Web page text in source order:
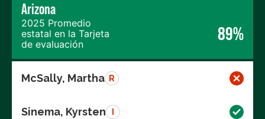
Arizona
2025 Promedio
estatal en la Tarjeta
de evaluación
89%
McSally, Martha R
Sinema, Kyrsten